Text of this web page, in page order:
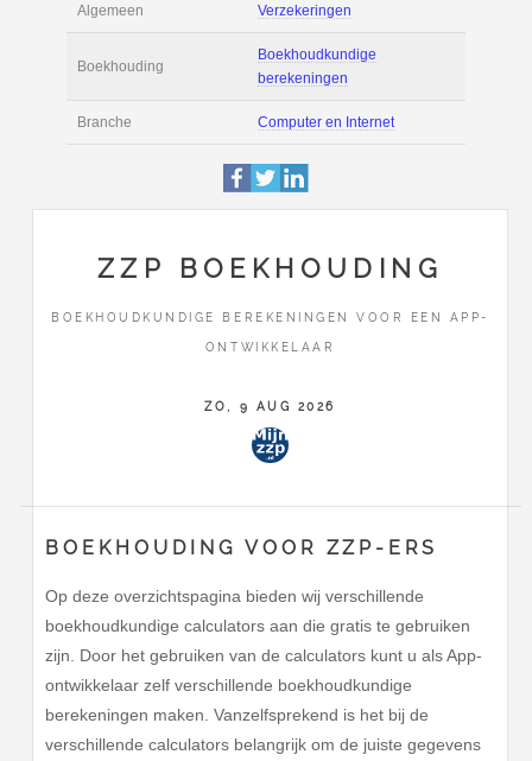
€ 3.100 tot € 4.500
maand
Tarief € 90 per uur ex
Boekhoudsoftware
Boekhouding
Boekhoudkundige
ZZP BOEKHOUDING
BOEKHOUDKUNDIGE BEREKENINGEN VOOR EEN APP-
ONTWIKKELAAR
ZO, 9 AUG 2026
BOEKHOUDING VOOR ZZP-ERS
Op deze overzichtspagina bieden wij verschillende
boekhoudkundige calculators aan die gratis te gebruiken
zijn. Door het gebruiken van de calculators kunt u als App-
ontwikkelaar zelf verschillende boekhoudkundige
berekeningen maken. Vanzelfsprekend is het bij de
verschillende calculators belangrijk om de juiste gegevens